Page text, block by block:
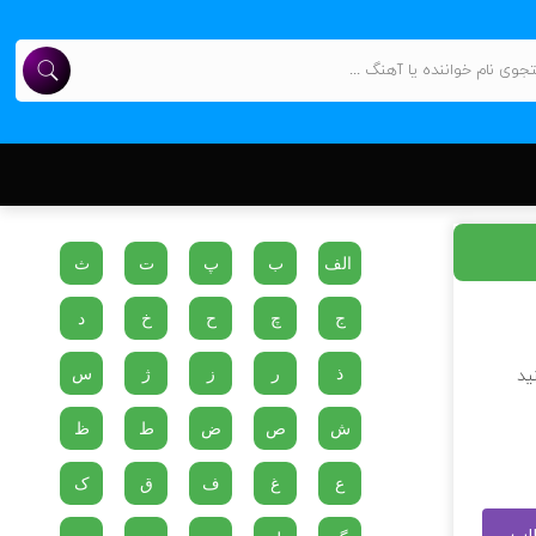
الف ب پ ت ث
ج چ ح خ د
ذ ر ز ژ س
ش ص ض ط ظ
ع غ ف ق ک